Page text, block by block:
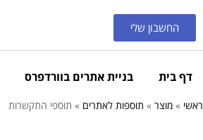
החשבון שלי
דף בית בניית אתרים בוורדפרס
ראשי » מוצר » תוספות לאתרים » תוספי התקשרות